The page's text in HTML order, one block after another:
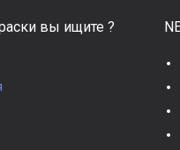
вы ищите ?